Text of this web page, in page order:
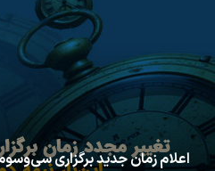
اعلام زمان جدید برگزاری